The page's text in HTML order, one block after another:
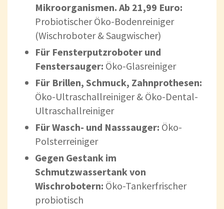
Mikroorganismen. Ab 21,99 Euro:
Probiotischer Öko-Bodenreiniger
(Wischroboter & Saugwischer)
Für Fensterputzroboter und
Fenstersauger: Öko-Glasreiniger
Für Brillen, Schmuck, Zahnprothesen:
Öko-Ultraschallreiniger & Öko-Dental-
Ultraschallreiniger
Für Wasch- und Nasssauger: Öko-
Polsterreiniger
Gegen Gestank im
Schmutzwassertank von
Wischrobotern: Öko-Tankerfrischer
probiotisch